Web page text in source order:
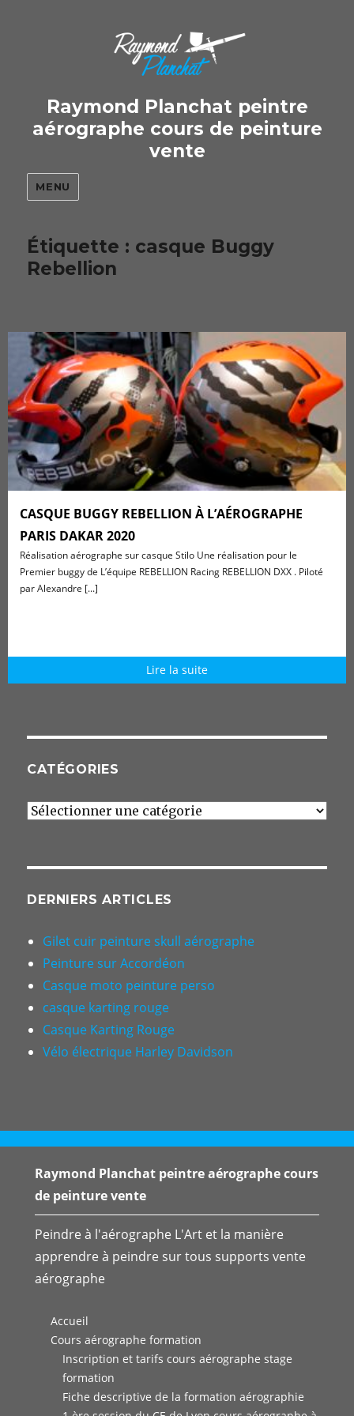
Raymond Planchat peintre
aérographe cours de peinture
vente
MENU
Étiquette : casque Buggy
Rebellion
CASQUE BUGGY REBELLION À L’AÉROGRAPHE
PARIS DAKAR 2020
Réalisation aérographe sur casque Stilo Une réalisation pour le
Premier buggy de L’équipe REBELLION Racing REBELLION DXX . Piloté
par Alexandre [...]
Lire la suite
CATÉGORIES
Catégories
DERNIERS ARTICLES
Gilet cuir peinture skull aérographe
Peinture sur Accordéon
Casque moto peinture perso
casque karting rouge
Casque Karting Rouge
Vélo électrique Harley Davidson
Raymond Planchat peintre aérographe cours
de peinture vente
Peindre à l'aérographe L'Art et la manière
apprendre à peindre sur tous supports vente
aérographe
Accueil
Cours aérographe formation
Inscription et tarifs cours aérographe stage
formation
Fiche descriptive de la formation aérographie